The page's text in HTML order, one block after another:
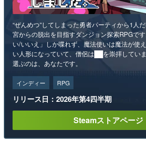
“ぜんめつ”してしまった勇者パーティから1人
宮からの脱出を目指すダンジョン探索RPGで
い/いいえ」しか喋れず、魔法使いは魔法が使
い人形になっていて、僧侶は██を崇拝してい
選ぶのは、あなたです。
インディー RPG
リリース日：2026年第4四半期
Steamストアページ